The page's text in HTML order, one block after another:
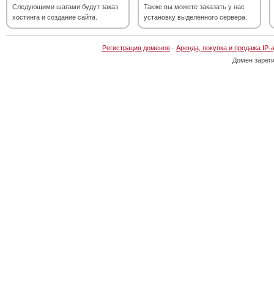
Следующими шагами будут заказ
хостинга и создание сайта.
Также вы можете заказать у нас
установку выделенного сервера.
Регистрация доменов· Аренда, покупка и продажа IP-
Домен